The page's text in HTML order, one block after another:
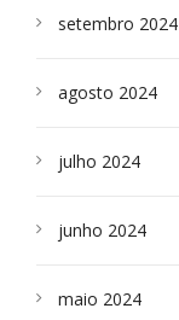
setembro 2024
agosto 2024
julho 2024
junho 2024
maio 2024